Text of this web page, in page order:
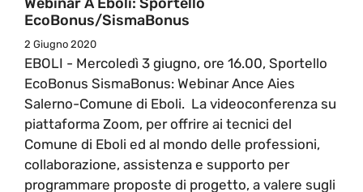
EcoBonus/SismaBonus
2 Giugno 2020
EBOLI - Mercoledì 3 giugno, ore 16.00, Sportello
EcoBonus SismaBonus: Webinar Ance Aies
Salerno-Comune di Eboli. La videoconferenza su
piattaforma Zoom, per offrire ai tecnici del
Comune di Eboli ed al mondo delle professioni,
collaborazione, assistenza e supporto per
programmare proposte di progetto, a valere sugli